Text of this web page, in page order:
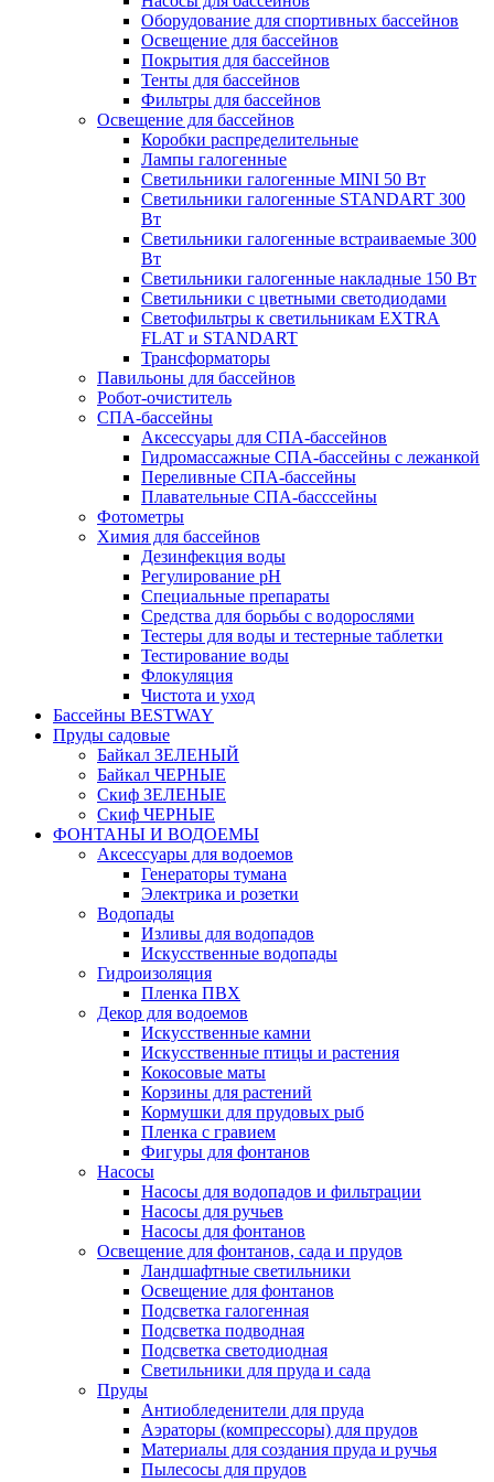
Оборудование для спортивных бассейнов
Освещение для бассейнов
Покрытия для бассейнов
Тенты для бассейнов
Фильтры для бассейнов
Освещение для бассейнов
Коробки распределительные
Лампы галогенные
Светильники галогенные MINI 50 Вт
Светильники галогенные STANDART 300
Вт
Светильники галогенные встраиваемые 300
Вт
Светильники галогенные накладные 150 Вт
Светильники с цветными светодиодами
Светофильтры к светильникам EXTRA
FLAT и STANDART
Трансформаторы
Павильоны для бассейнов
Робот-очиститель
СПА-бассейны
Аксессуары для СПА-бассейнов
Гидромассажные СПА-бассейны с лежанкой
Переливные СПА-бассейны
Плавательные СПА-басссейны
Фотометры
Химия для бассейнов
Дезинфекция воды
Регулирование pH
Специальные препараты
Средства для борьбы с водорослями
Тестеры для воды и тестерные таблетки
Тестирование воды
Флокуляция
Чистота и уход
Бассейны BESTWAY
Пруды садовые
Байкал ЗЕЛЕНЫЙ
Байкал ЧЕРНЫЕ
Скиф ЗЕЛЕНЫЕ
Скиф ЧЕРНЫЕ
ФОНТАНЫ И ВОДОЕМЫ
Аксессуары для водоемов
Генераторы тумана
Электрика и розетки
Водопады
Изливы для водопадов
Искусственные водопады
Гидроизоляция
Пленка ПВХ
Декор для водоемов
Искусственные камни
Искусственные птицы и растения
Кокосовые маты
Корзины для растений
Кормушки для прудовых рыб
Пленка с гравием
Фигуры для фонтанов
Насосы
Насосы для водопадов и фильтрации
Насосы для ручьев
Насосы для фонтанов
Освещение для фонтанов, сада и прудов
Ландшафтные светильники
Освещение для фонтанов
Подсветка галогенная
Подсветка подводная
Подсветка светодиодная
Светильники для пруда и сада
Пруды
Антиобледенители для пруда
Аэраторы (компрессоры) для прудов
Материалы для создания пруда и ручья
Пылесосы для прудов